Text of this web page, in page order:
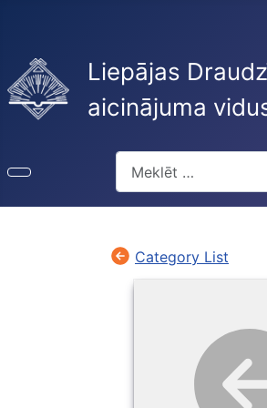
Liepājas
aicinājuma
Category List